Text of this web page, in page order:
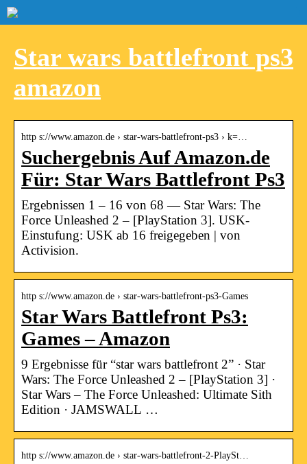
Star wars battlefront ps3
amazon
http s://www.amazon.de › star-wars-battlefront-ps3 › k=…
Suchergebnis Auf Amazon.de
Für: Star Wars Battlefront Ps3
Ergebnissen 1 – 16 von 68 — Star Wars: The
Force Unleashed 2 – [PlayStation 3]. USK-
Einstufung: USK ab 16 freigegeben | von
Activision.
http s://www.amazon.de › star-wars-battlefront-ps3-Games
Star Wars Battlefront Ps3:
Games – Amazon
9 Ergebnisse für “star wars battlefront 2” · Star
Wars: The Force Unleashed 2 – [PlayStation 3] ·
Star Wars – The Force Unleashed: Ultimate Sith
Edition · JAMSWALL …
http s://www.amazon.de › star-wars-battlefront-2-PlaySt…